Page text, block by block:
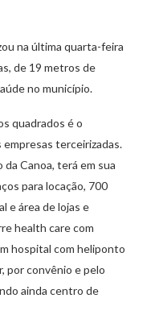
na última quarta-feira
de 19 metros de
no município.
quadrados é o
terceirizadas.
Canoa, terá em sua
para locação, 700
e área de lojas e
health care com
hospital com heliponto
por convênio e pelo
ainda centro de